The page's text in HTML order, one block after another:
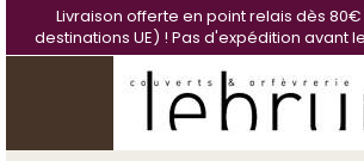
Livraison offerte en point relais dès
destinations UE) ! Pas d'expédition avant
Panneau de gestion des cookies